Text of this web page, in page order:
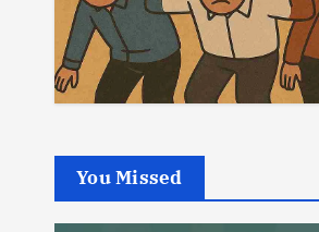
You Missed